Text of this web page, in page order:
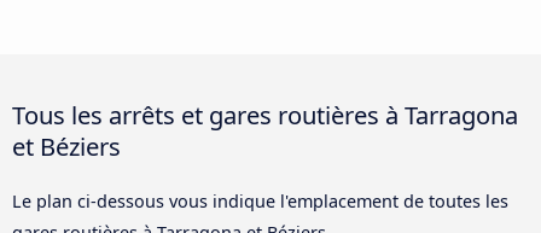
Tous les arrêts et gares routières à Tarragona
et Béziers
Le plan ci-dessous vous indique l'emplacement de toutes les